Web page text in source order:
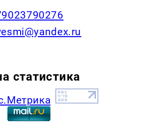
статистика